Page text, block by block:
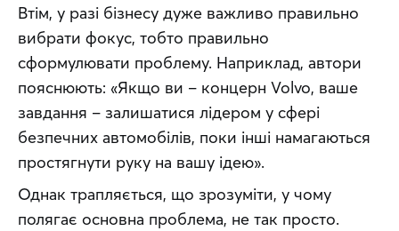
Втім, у разі бізнесу дуже важливо правильно
вибрати фокус, тобто правильно
сформулювати проблему. Наприклад, автори
пояснюють: «Якщо ви – концерн Volvo, ваше
завдання – залишатися лідером у сфері
безпечних автомобілів, поки інші намагаються
простягнути руку на вашу ідею».
Однак трапляється, що зрозуміти, у чому
полягає основна проблема, не так просто.